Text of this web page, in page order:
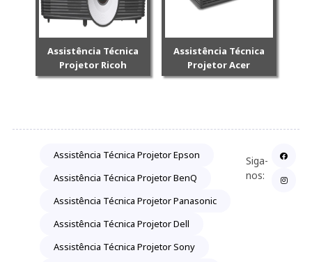
Assistência Técnica
Projetor Ricoh
Assistência Técnica
Projetor Acer
Assistência Técnica Projetor Epson
Assistência Técnica Projetor BenQ
Assistência Técnica Projetor Panasonic
Assistência Técnica Projetor Dell
Assistência Técnica Projetor Sony
Siga-
nos: